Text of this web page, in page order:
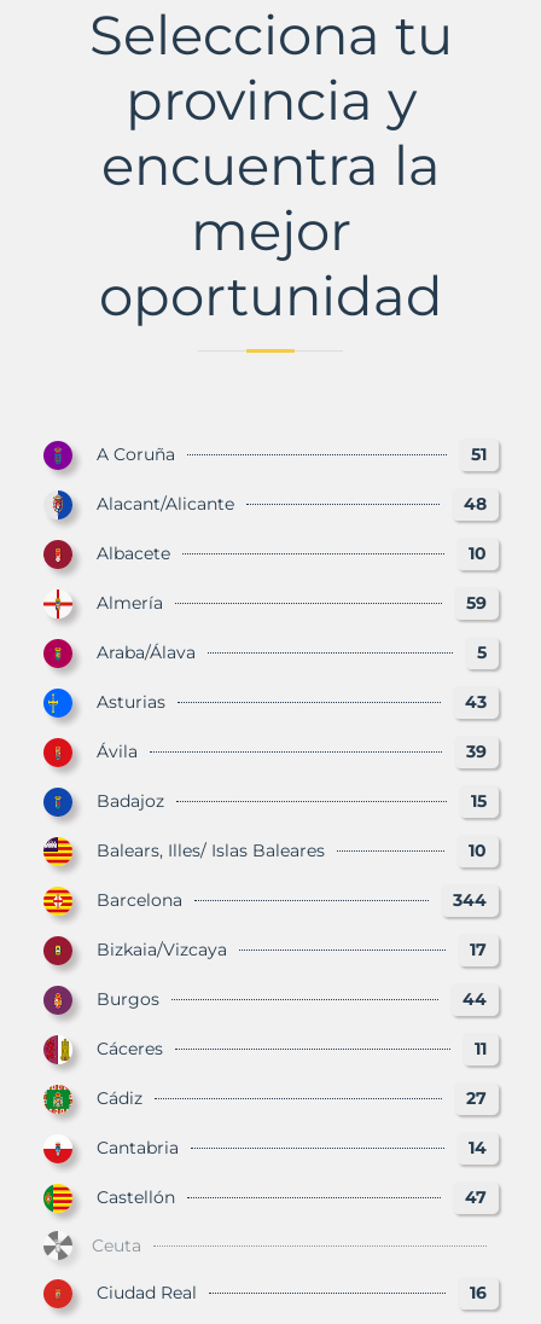
MurbalandsSelecciona tu
provincia y
encuentra la
mejor
oportunidad
A Coruña 51
Alacant/Alicante 48
Albacete 10
Almería 59
Araba/Álava 5
Asturias 43
Ávila 39
Badajoz 15
Balears, Illes/ Islas Baleares 10
Barcelona 344
Bizkaia/Vizcaya 17
Burgos 44
Cáceres 11
Cádiz 27
Cantabria 14
Castellón 47
Ceuta
Ciudad Real 16